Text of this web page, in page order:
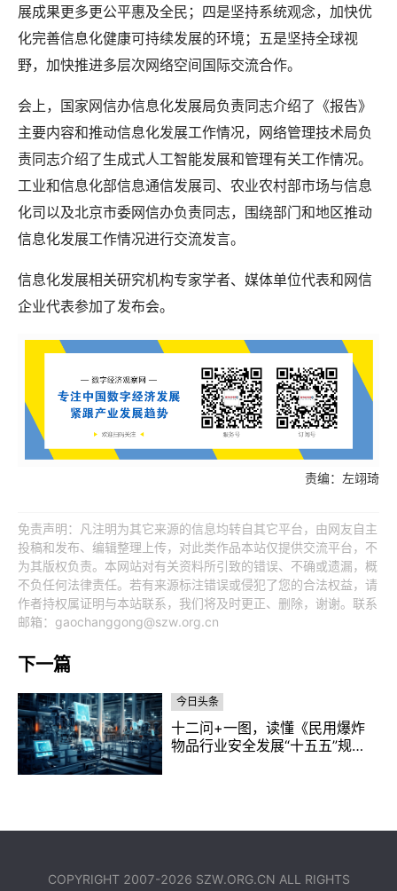
展成果更多更公平惠及全民；四是坚持系统观念，加快优
化完善信息化健康可持续发展的环境；五是坚持全球视
野，加快推进多层次网络空间国际交流合作。
会上，国家网信办信息化发展局负责同志介绍了《报告》
主要内容和推动信息化发展工作情况，网络管理技术局负
责同志介绍了生成式人工智能发展和管理有关工作情况。
工业和信息化部信息通信发展司、农业农村部市场与信息
化司以及北京市委网信办负责同志，围绕部门和地区推动
信息化发展工作情况进行交流发言。
信息化发展相关研究机构专家学者、媒体单位代表和网信
企业代表参加了发布会。
责编：左翊琦
免责声明：凡注明为其它来源的信息均转自其它平台，由网友自主
投稿和发布、编辑整理上传，对此类作品本站仅提供交流平台，不
为其版权负责。本网站对有关资料所引致的错误、不确或遗漏，概
不负任何法律责任。若有来源标注错误或侵犯了您的合法权益，请
作者持权属证明与本站联系，我们将及时更正、删除，谢谢。联系
邮箱：gaochanggong@szw.org.cn
下一篇
今日头条
十二问+一图，读懂《民用爆炸
物品行业安全发展“十五五”规
COPYRIGHT 2007-2026 SZW.ORG.CN ALL RIGHTS